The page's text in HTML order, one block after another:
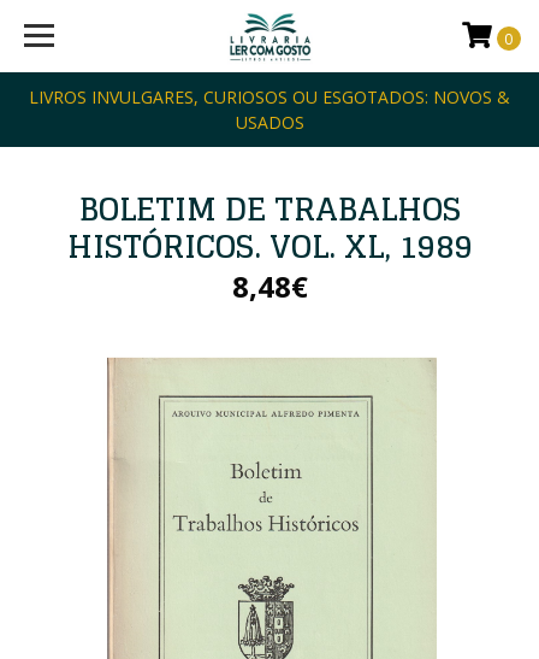
LIVROS INVULGARES, CURIOSOS OU ESGOTADOS: NOVOS &
USADOS
0
BOLETIM DE TRABALHOS
HISTÓRICOS. VOL. XL, 1989
8,48€